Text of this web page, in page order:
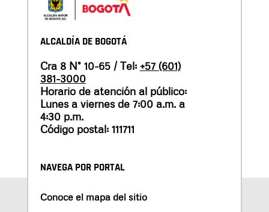
ALCALDÍA DE BOGOTÁ
Cra 8 N° 10-65 / Tel: +57 (601)
381-3000
Horario de atención al público:
Lunes a viernes de 7:00 a.m. a
4:30 p.m.
Código postal: 111711
NAVEGA POR PORTAL
Conoce el mapa del sitio